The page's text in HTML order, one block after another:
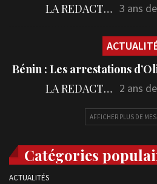
LA REDACTION 3 ans
Bénin : Les arrestations
LA REDACTION 2 ans
AFFICHER PLUS DE
Catégories
ACTUALITÉS